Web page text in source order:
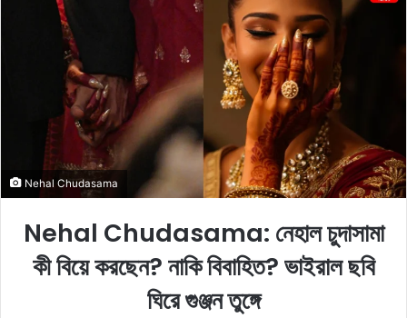
m
a
l
Nehal Chudasama
Nehal Chudasama: নেহাল চুদাসামা
কী বিয়ে করছেন? নাকি বিবাহিত? ভাইরাল ছবি
ঘিরে গুঞ্জন তুঙ্গে